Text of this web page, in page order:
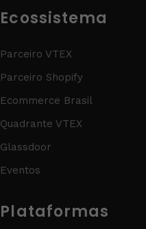
Ecossistema
Parceiro VTEX
Parceiro Shopify
Ecommerce Brasil
Quadrante VTEX
Glassdoor
Eventos
Plataformas